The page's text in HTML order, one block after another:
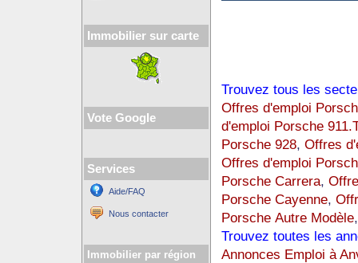
Immobilier sur carte
Vote Google
Services
Aide/FAQ
Nous contacter
Immobilier par région
Trouvez tous les
Offres d'emploi
d'emploi Porsche
Porsche 928, Offres
Offres d'emploi
Porsche Carrera,
Porsche Cayenne,
Porsche Autre Modèle,
Trouvez toutes les
Annonces Emploi à